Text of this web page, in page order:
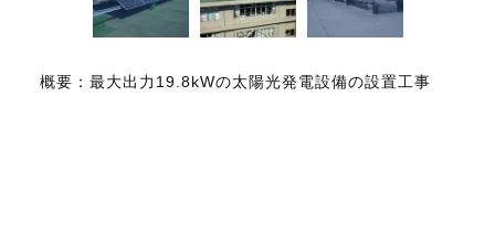
概要：最大出力19.8kWの太陽光発電設備の設置工事